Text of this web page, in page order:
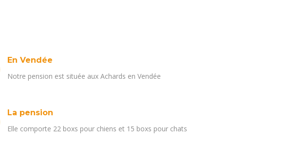
En Vendée
Notre pension est située aux Achards en Vendée
La pension
Elle comporte 22 boxs pour chiens et 15 boxs pour chats